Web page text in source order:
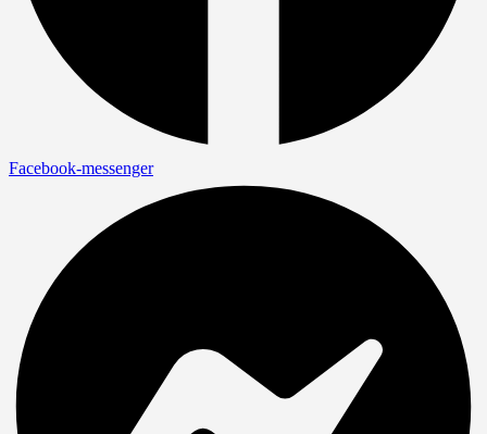
Facebook-messenger